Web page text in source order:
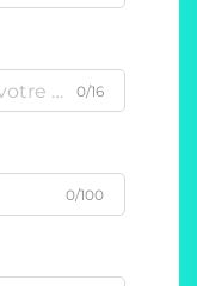
0/16
0/100